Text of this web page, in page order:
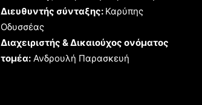
Διευθυντής σύνταξης: Καρύπης
Οδυσσέας
Διαχειριστής & Δικαιούχος ονόματος
τομέα: Ανδρουλή Παρασκευή